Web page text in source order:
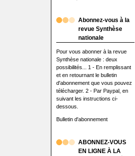
Abonnez-vous à la
revue Synthèse
nationale
Pour vous abonner à la revue
Synthèse nationale : deux
possibilités... 1 - En remplissant
et en retournant le bulletin
d'abonnement que vous pouvez
télécharger. 2 - Par Paypal, en
suivant les instructions ci-
dessous.
Bulletin d'abonnement
ABONNEZ-VOUS
EN LIGNE À LA